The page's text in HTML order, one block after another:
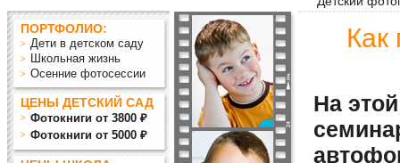
ПОРТФОЛИО:
Дети в детском саду
Школьная жизнь
Осенние фотосессии
ЦЕНЫ ДЕТСКИЙ САД
Фотокниги от 3800 ₽
Фотокниги от 5000 ₽
Как
На